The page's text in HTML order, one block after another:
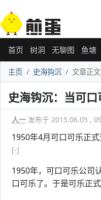
首页 树洞 无聊图 鱼塘
主页 史海钩沉 文章正文
史海钩沉：当可
人一 发布于 2015.06.05 ,
1950年4月可口可乐正式
[-]
1950年，可口可乐公司
口可乐了。于是可乐正